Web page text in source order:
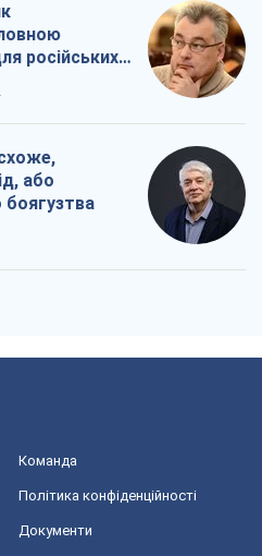
російських
або
боягузтва
Команда
Політика конфіденційності
Документи